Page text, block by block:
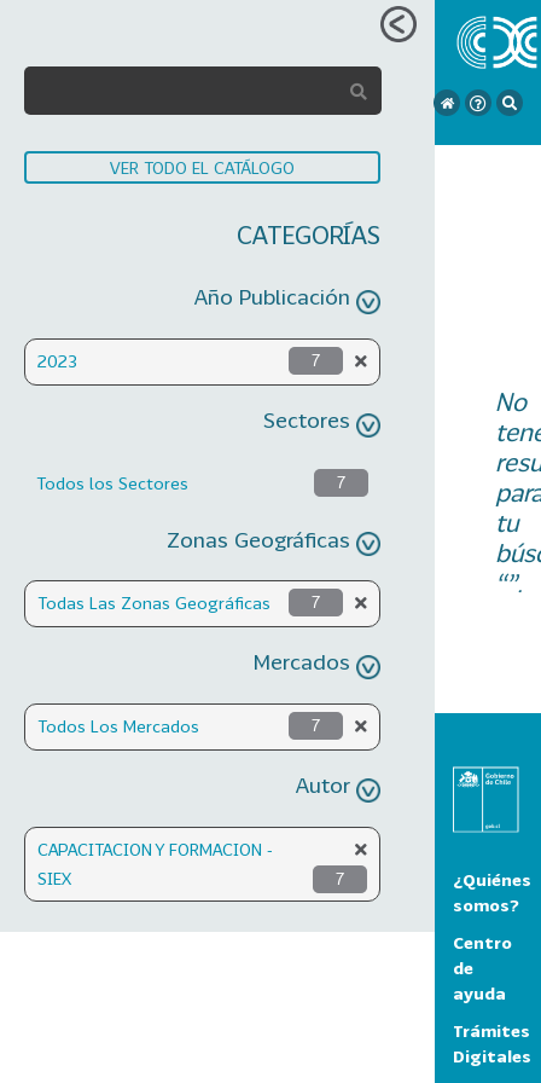
VER TODO EL CATÁLOGO
CATEGORÍAS
Año Publicación
2023 7
Sectores
Todos los Sectores 7
Zonas Geográficas
Todas Las Zonas Geográficas 7
Mercados
Todos Los Mercados 7
Autor
CAPACITACION Y FORMACION -
SIEX
7
No
tu
“”.
¿Quiénes
somos?
Centro
de
ayuda
Trámites
Digitales